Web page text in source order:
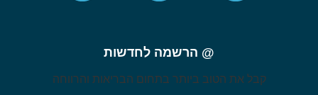
@ הרשמה לחדשות
קבל את הטוב ביותר בתחום הבריאות והרווחה